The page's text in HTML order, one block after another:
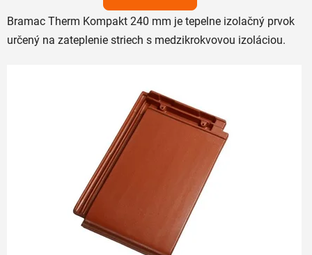
hviezdičiek.
Bramac Therm Kompakt 240 mm je tepelne izolačný prvok
určený na zateplenie striech s medzikrokvovou izoláciou.